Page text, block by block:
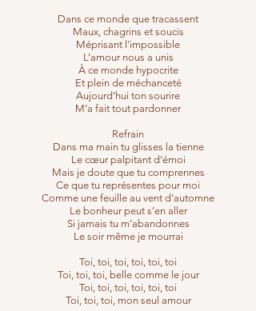
Dans ce monde que tracassent
Maux, chagrins et soucis
Méprisant l’impossible
L’amour nous a unis
À ce monde hypocrite
Et plein de méchanceté
Aujourd’hui ton sourire
M’a fait tout pardonner
Refrain
Dans ma main tu glisses la tienne
Le cœur palpitant d’émoi
Mais je doute que tu comprennes
Ce que tu représentes pour moi
Comme une feuille au vent d’automne
Le bonheur peut s’en aller
Si jamais tu m’abandonnes
Le soir même je mourrai
Toi, toi, toi, toi, toi, toi
Toi, toi, toi, belle comme le jour
Toi, toi, toi, toi, toi, toi
Toi, toi, toi, mon seul amour